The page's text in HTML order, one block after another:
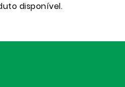
disponível.